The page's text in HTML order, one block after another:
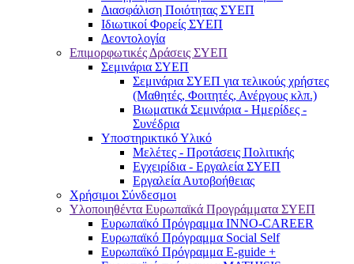
Διασφάλιση Ποιότητας ΣΥΕΠ
Ιδιωτικοί Φορείς ΣΥΕΠ
Δεοντολογία
Επιμορφωτικές Δράσεις ΣΥΕΠ
Σεμινάρια ΣΥΕΠ
Σεμινάρια ΣΥΕΠ για τελικούς χρήστες
(Μαθητές, Φοιτητές, Ανέργους κλπ.)
Βιωματικά Σεμινάρια - Ημερίδες -
Συνέδρια
Υποστηρικτικό Υλικό
Μελέτες - Προτάσεις Πολιτικής
Εγχειρίδια - Εργαλεία ΣΥΕΠ
Εργαλεία Αυτοβοήθειας
Χρήσιμοι Σύνδεσμοι
Υλοποιηθέντα Ευρωπαϊκά Προγράμματα ΣΥΕΠ
Ευρωπαϊκό Πρόγραμμα INNO-CAREER
Ευρωπαϊκό Πρόγραμμα Social Self
Ευρωπαϊκό Πρόγραμμα E-guide +